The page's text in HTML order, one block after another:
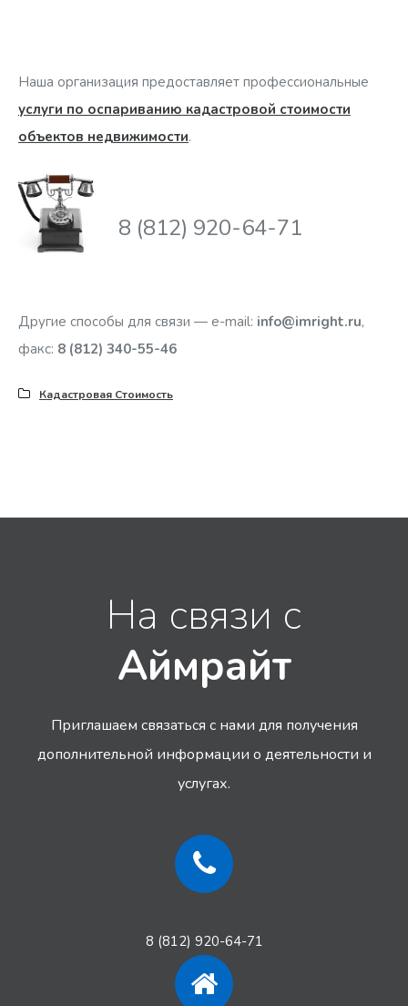
Наша организация предоставляет профессиональные
услуги по оспариванию кадастровой стоимости
объектов недвижимости.
8 (812) 920-64-71
Другие способы для связи — e-mail: info@imright.ru,
факс: 8 (812) 340-55-46
Кадастровая Стоимость
На связи с
Аймрайт
Приглашаем связаться с нами для получения
дополнительной информации о деятельности и
услугах.
8 (812) 920-64-71